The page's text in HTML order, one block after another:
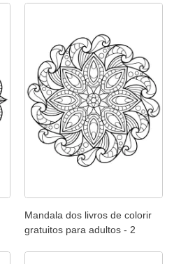
Mandala dos livros de colorir
gratuitos para adultos - 2